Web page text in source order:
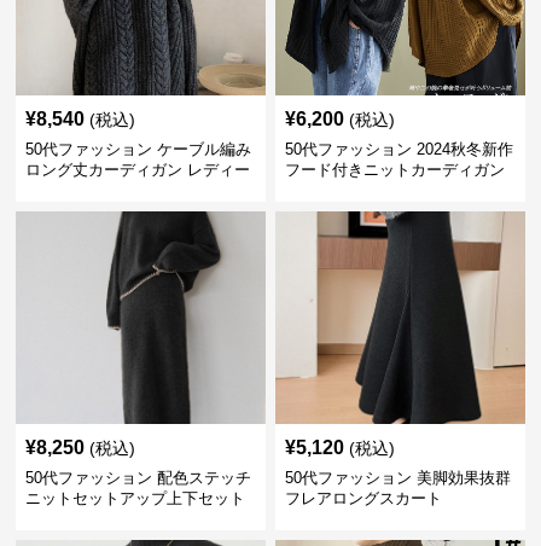
¥8,540 (税込)
50代ファッション ケーブル編み
ロング丈カーディガン レディー
¥6,200 (税込)
50代ファッション 2024秋冬新作
フード付きニットカーディガン
¥8,250 (税込)
50代ファッション 配色ステッチ
ニットセットアップ上下セット
¥5,120 (税込)
50代ファッション 美脚効果抜群
フレアロングスカート